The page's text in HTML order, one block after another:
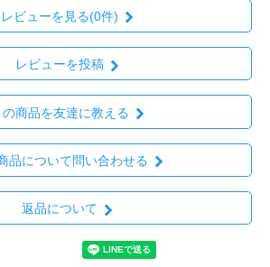
レビューを見る(0件)
レビューを投稿
の商品を友達に教える
品について問い合わせる
返品について